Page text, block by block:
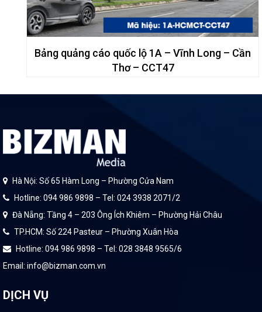
Bảng quảng cáo quốc lộ 1A – Vĩnh Long – Cần
Thơ – CCT47
Hà Nội: Số 65 Hàm Long – Phường Cửa Nam
Hotline: 094 986 9898 – Tel: 024 3938 2071/2
Đà Nẵng: Tầng 4 – 203 Ông Ích Khiêm – Phường Hải Châu
TP.HCM: Số 224 Pasteur – Phường Xuân Hòa
Hotline: 094 986 9898 – Tel: 028 3848 9565/6
Email: info@bizman.com.vn
DỊCH VỤ